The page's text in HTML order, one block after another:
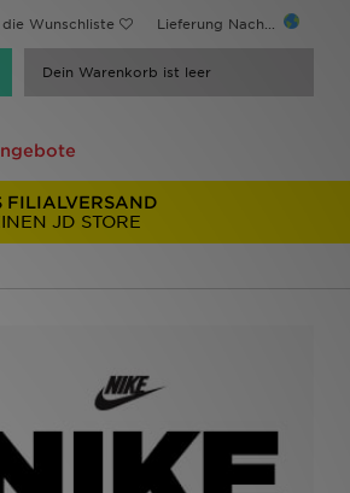
Wunschliste Lieferung Nach...
Dein Warenkorb ist leer
FILIALVERSAND
JD STORE